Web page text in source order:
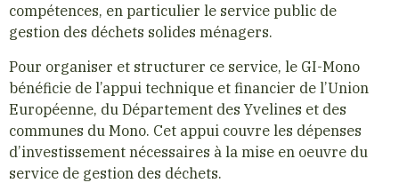
compétences, en particulier le service public de
gestion des déchets solides ménagers.
Pour organiser et structurer ce service, le GI-Mono
bénéficie de l’appui technique et financier de l’Union
Européenne, du Département des Yvelines et des
communes du Mono. Cet appui couvre les dépenses
d’investissement nécessaires à la mise en oeuvre du
service de gestion des déchets.